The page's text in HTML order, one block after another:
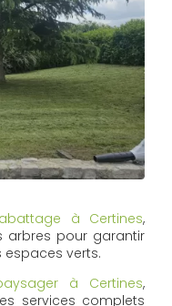
à Certines,
arbres pour garantir
espaces verts.
à Certines,
services complets